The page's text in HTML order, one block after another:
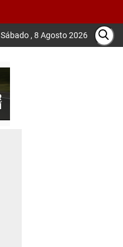
Sábado , 8 Agosto 2026